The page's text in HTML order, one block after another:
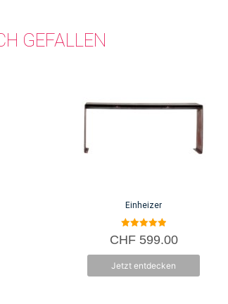
GEFALLEN
Einheizer
5.00
von 5
CHF599.00
Jetzt entdecken